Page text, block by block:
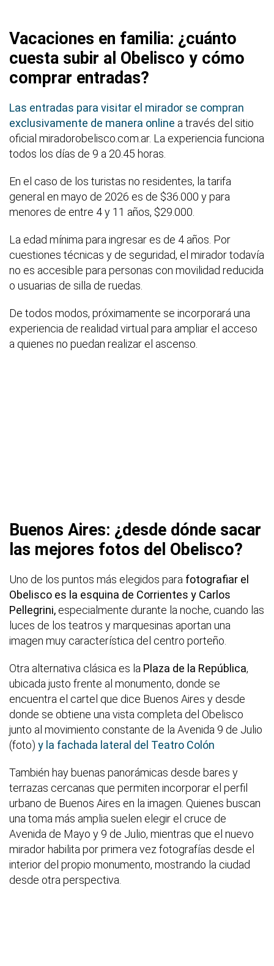
Vacaciones en familia: ¿cuánto
cuesta subir al Obelisco y cómo
comprar entradas?
Las entradas para visitar el mirador se compran
exclusivamente de manera online a través del sitio
oficial miradorobelisco.com.ar. La experiencia funciona
todos los días de 9 a 20.45 horas.
En el caso de los turistas no residentes, la tarifa
general en mayo de 2026 es de $36.000 y para
menores de entre 4 y 11 años, $29.000.
La edad mínima para ingresar es de 4 años. Por
cuestiones técnicas y de seguridad, el mirador todavía
no es accesible para personas con movilidad reducida
o usuarias de silla de ruedas.
De todos modos, próximamente se incorporará una
experiencia de realidad virtual para ampliar el acceso
a quienes no puedan realizar el ascenso.
Buenos Aires: ¿desde dónde sacar
las mejores fotos del Obelisco?
Uno de los puntos más elegidos para fotografiar el
Obelisco es la esquina de Corrientes y Carlos
Pellegrini, especialmente durante la noche, cuando las
luces de los teatros y marquesinas aportan una
imagen muy característica del centro porteño.
Otra alternativa clásica es la Plaza de la República,
ubicada justo frente al monumento, donde se
encuentra el cartel que dice Buenos Aires y desde
donde se obtiene una vista completa del Obelisco
junto al movimiento constante de la Avenida 9 de Julio
(foto) y la fachada lateral del Teatro Colón
También hay buenas panorámicas desde bares y
terrazas cercanas que permiten incorporar el perfil
urbano de Buenos Aires en la imagen. Quienes buscan
una toma más amplia suelen elegir el cruce de
Avenida de Mayo y 9 de Julio, mientras que el nuevo
mirador habilita por primera vez fotografías desde el
interior del propio monumento, mostrando la ciudad
desde otra perspectiva.